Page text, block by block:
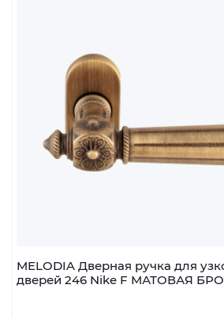
MELODIA Дверная ручка для
дверей 246 Nike F МАТОВАЯ